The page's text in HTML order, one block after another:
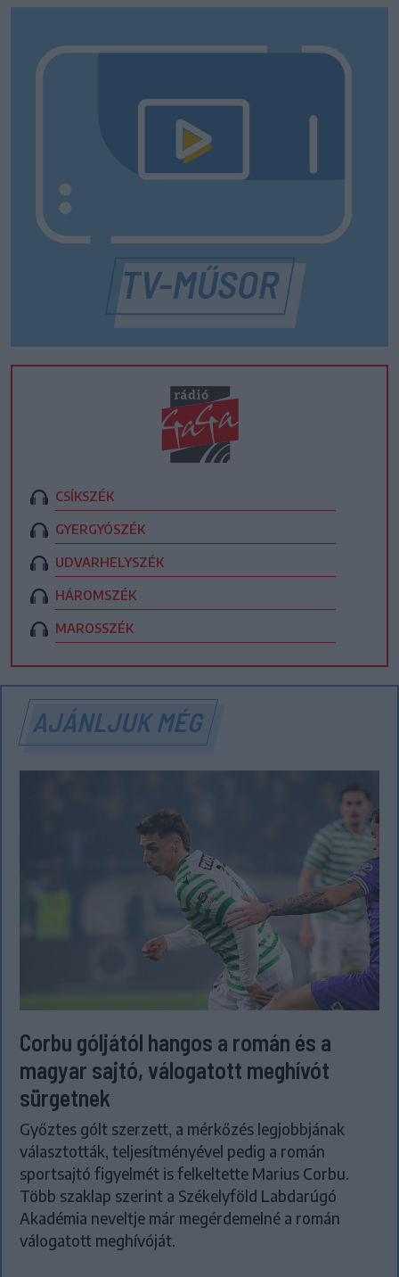
CSÍKSZÉK
GYERGYÓSZÉK
UDVARHELYSZÉK
HÁROMSZÉK
MAROSSZÉK
AJÁNLJUK MÉG
Corbu góljától hangos a román és a
magyar sajtó, válogatott meghívót
sürgetnek
Győztes gólt szerzett, a mérkőzés legjobbjának
választották, teljesítményével pedig a román
sportsajtó figyelmét is felkeltette Marius Corbu.
Több szaklap szerint a Székelyföld Labdarúgó
Akadémia neveltje már megérdemelné a román
válogatott meghívóját.